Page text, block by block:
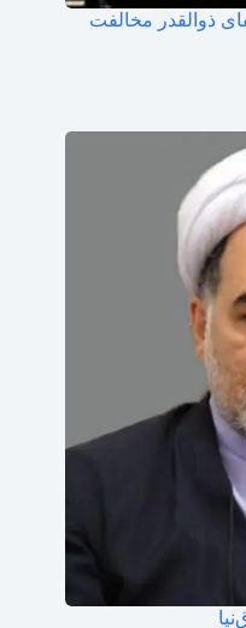
ذوالقدر مخالفت